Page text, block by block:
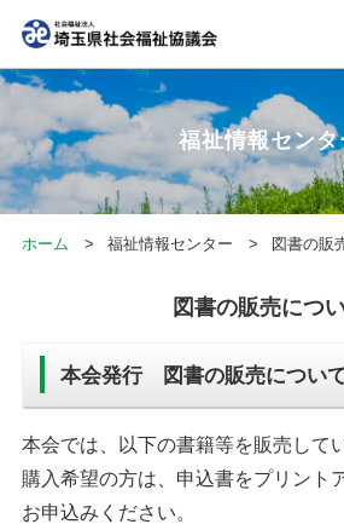
福祉情報センタ
ホーム 福祉情報センター 図書の販
図書の販売につ
本会発行 図書の販売につい
本会では、以下の書籍等を販売して
購入希望の方は、申込書をプリント
お申込みください。